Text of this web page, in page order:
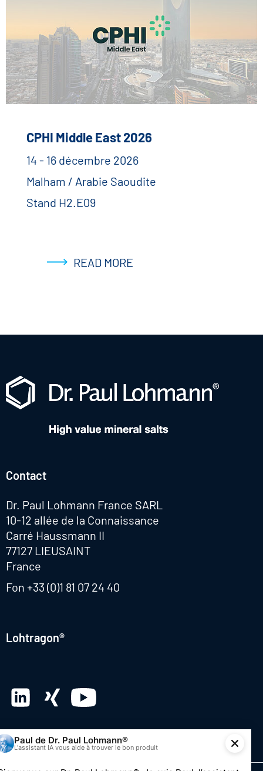
CPHI Middle East 2026
14 - 16 décembre 2026
Malham / Arabie Saoudite
Stand H2.E09
READ MORE
Contact
Dr. Paul Lohmann France SARL
10-12 allée de la Connaissance
Carré Haussmann II
77127 LIEUSAINT
France
Fon +33 (0)1 81 07 24 40
Lohtragon®